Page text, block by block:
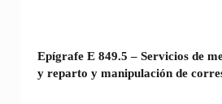
Epígrafe E 849.5 – Servicios de
y reparto y manipulación de